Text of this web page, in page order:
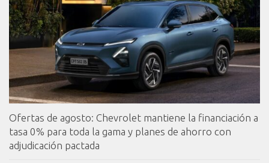
Ofertas de agosto: Chevrolet mantiene la financiación a
tasa 0% para toda la gama y planes de ahorro con
adjudicación pactada